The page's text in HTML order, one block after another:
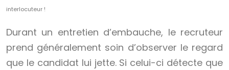
interlocuteur !
Durant un entretien d’embauche, le recruteur
prend généralement soin d’observer le regard
que le candidat lui jette. Si celui-ci détecte que